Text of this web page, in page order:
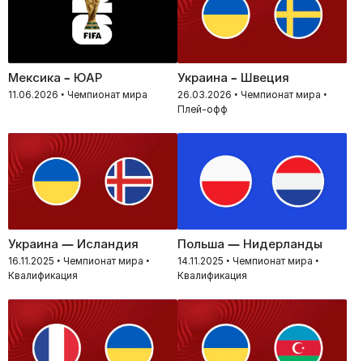
Мексика – ЮАР
11.06.2026 • Чемпионат мира
Украина – Швеция
26.03.2026 • Чемпионат мира •
Плей-офф
Украина — Исландия
16.11.2025 • Чемпионат мира •
Квалификация
Польша — Нидерланды
14.11.2025 • Чемпионат мира •
Квалификация